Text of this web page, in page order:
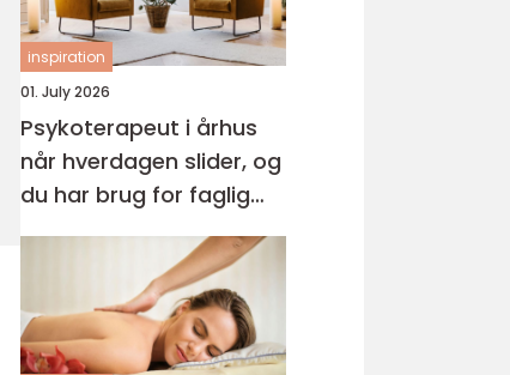
inspiration
01. July 2026
Psykoterapeut i århus
når hverdagen slider, og
du har brug for faglig
støtte